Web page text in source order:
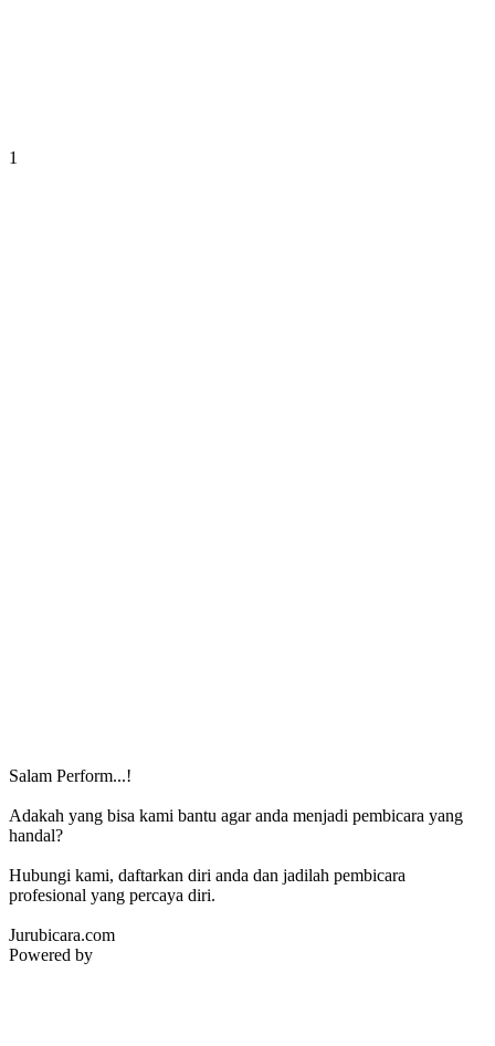
1
Salam Perform...!
Adakah yang bisa kami bantu agar anda menjadi pembicara yang
handal?
Hubungi kami, daftarkan diri anda dan jadilah pembicara
profesional yang percaya diri.
Jurubicara.com
Powered by